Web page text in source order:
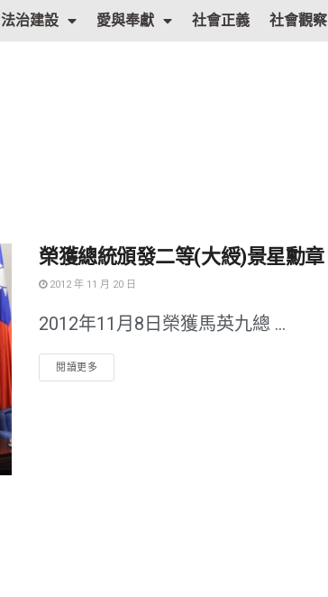
法治建設 愛與奉獻 社會正義 社會觀察
榮獲總統頒發二等(大綬)景星勳章
2012 年 11 月 20 日
2012年11月8日榮獲馬英九總 ...
閱讀更多